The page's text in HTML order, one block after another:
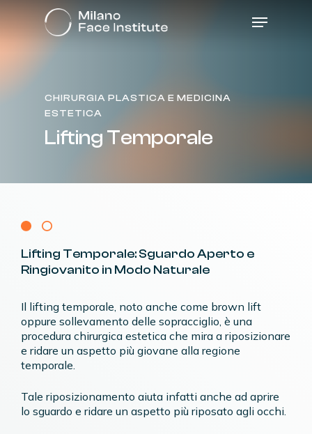
Menu
CHIRURGIA PLASTICA E MEDICINA
ESTETICA
Lifting Temporale
Lifting Temporale:Sguardo Aperto e
Ringiovanito in Modo Naturale
Il lifting temporale, noto anche come brown lift
oppure sollevamento delle sopracciglio, è una
procedura chirurgica estetica che mira a riposizionare
e ridare un aspetto più giovane alla regione
temporale.
Tale riposizionamento aiuta infatti anche ad aprire
lo sguardo e ridare un aspetto più riposato agli occhi.